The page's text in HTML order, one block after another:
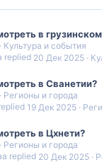
в
Культура и события
20 Дек 2025
в Сванетии?
Регионы и города
19 Дек 2025
в Цхнети?
Регионы и города
20 Дек 2025